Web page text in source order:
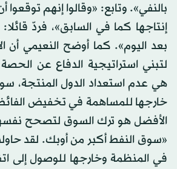
بالنفي». وتابع: «وقالوا إنهم
إنتاجها كما في السابق»، فردّ
بعد اليوم». كما أوضح النعيمي أن
لتبني استراتيجية الدفاع عن
هي عدم استعداد الدول المنتجة،
خارجها للمساهمة في تخفيض
الأفضل هو ترك السوق لتصحح
«سوق النفط أكبر من أوبك. لقد
في المنظمة وخارجها للوصول إلى